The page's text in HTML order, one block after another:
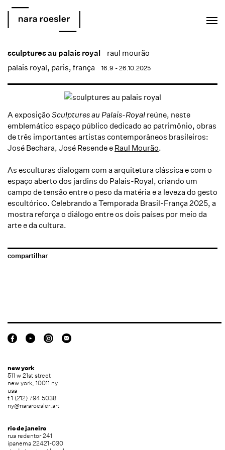
sculptures au palais royal
raul mourão
palais royal, paris, frança
16.9 - 26.10.2025
A exposição Sculptures au Palais-Royal reúne, neste
emblemático espaço público dedicado ao patrimônio, obras
de três importantes artistas contemporâneos brasileiros:
José Bechara, José Resende e Raul Mourão.
As esculturas dialogam com a arquitetura clássica e com o
espaço aberto dos jardins do Palais-Royal, criando um
campo de tensão entre o peso da matéria e a leveza do gesto
escultórico. Celebrando a Temporada Brasil-França 2025, a
mostra reforça o diálogo entre os dois países por meio da
arte e da cultura.
compartilhar
new york
511 w 21st street
new york, 10011 ny
usa
t 1 (212) 794 5038
ny@nararoesler.art
rio de janeiro
rua redentor 241
ipanema 22421-030